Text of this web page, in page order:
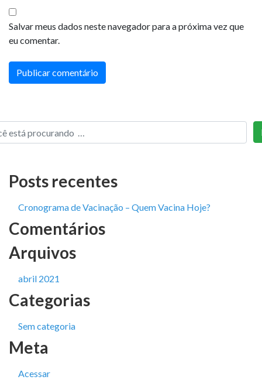
Salvar meus dados neste navegador para a próxima vez que
eu comentar.
Posts recentes
Cronograma de Vacinação – Quem Vacina Hoje?
Comentários
Arquivos
abril 2021
Categorias
Sem categoria
Meta
Acessar